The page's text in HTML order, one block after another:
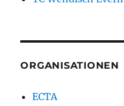
ORGANISATIONEN
ECTA